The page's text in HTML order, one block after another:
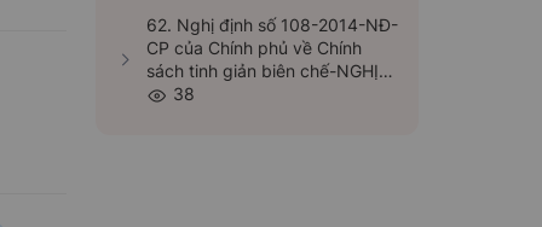
62. Nghị định số 108-2014-NĐ-
CP của Chính phủ về Chính
sách tinh giản biên chế-NGHỊ
ĐỊNH VỀ CHÍNH SÁCH TINH
38